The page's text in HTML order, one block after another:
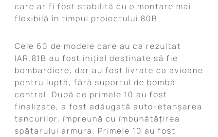
care ar fi fost stabilită cu o montare mai
flexibilă în timpul proiectului 80B.
Cele 60 de modele care au ca rezultat
IAR.81B au fost inițial destinate să fie
bombardiere, dar au fost livrate ca avioane
pentru luptă, fără suportul de bombă
central. După ce primele 10 au fost
finalizate, a fost adăugată auto-etanșarea
tancurilor, împreună cu îmbunătățirea
spătarului armura. Primele 10 au fost